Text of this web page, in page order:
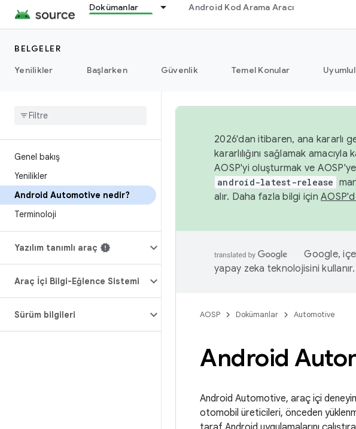
Dokümanlar Android Kod Arama Aracı
BELGELER
Yenilikler
Başlarken Güvenlik Temel Konular
Genel bakış
Yenilikler
Android Automotive nedir?
Terminoloji
Yazılım tanımlı araç
Araç İçi Bilgi-Eğlence Sistemi
Sürüm bilgileri
2026'dan itibaren, ana kararlı
kararlılığını sağlamak
AOSP'yi oluşturmak ve
android-latest-release
alır. Daha fazla bilgi için
Google,
yapay zeka teknolojisini
AOSP Dokümanlar Automotive
Android
Android Automotive, araç içi
otomobil üreticileri, önceden